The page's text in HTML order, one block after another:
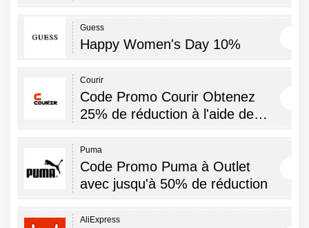
Guess
Happy Women's Day 10%
Courir
Code Promo Courir Obtenez
25% de réduction à l'aide de…
Puma
Code Promo Puma à Outlet
avec jusqu'à 50% de réduction
AliExpress